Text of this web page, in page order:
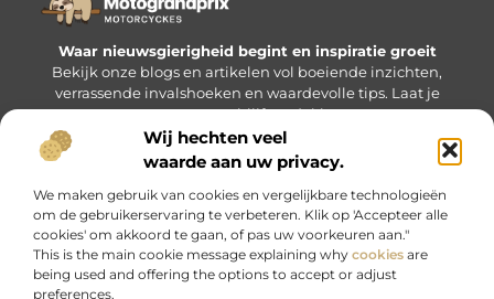
Wij hechten veel
waarde aan uw privacy.
We maken gebruik van cookies en vergelijkbare technologieën
om de gebruikerservaring te verbeteren. Klik op 'Accepteer alle
cookies' om akkoord te gaan, of pas uw voorkeuren aan."
This is the main cookie message explaining why cookies are
being used and offering the options to accept or adjust
preferences.
Waar nieuwsgierigheid begint en inspiratie groeit
Bekijk onze blogs en artikelen vol boeiende inzichten,
verrassende invalshoeken en waardevolle tips. Laat je
verrassen en blijf ontdekken.
Bericht categorie
Onze informatie